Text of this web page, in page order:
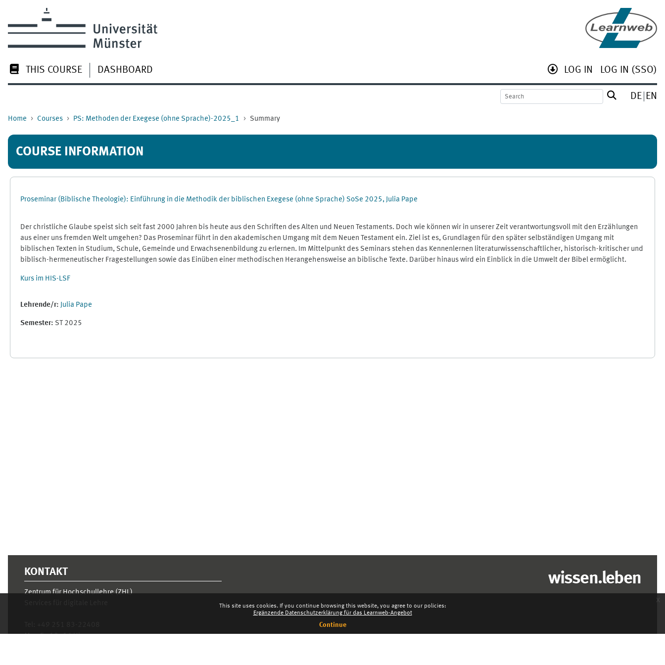
This site uses cookies. If you continue browsing this website, you agree to our policies:
Ergänzende Datenschutzerklärung für das Learnweb-Angebot
Continue
x
THIS COURSE DASHBOARD LOG IN LOG IN (SSO)
DE EN
Home Courses PS: Methoden der Exegese (ohne Sprache)-2025_1 Summary
COURSE INFORMATION
Proseminar (Biblische Theologie): Einführung in die Methodik der biblischen Exegese (ohne Sprache) SoSe 2025, Julia Pape
Der christliche Glaube speist sich seit fast 2000 Jahren bis heute aus den Schriften des Alten und Neuen Testaments. Doch wie können wir in unserer Zeit verantwortungsvoll mit den Erzählungen
aus einer uns fremden Welt umgehen? Das Proseminar führt in den akademischen Umgang mit dem Neuen Testament ein. Ziel ist es, Grundlagen für den später selbständigen Umgang mit
biblischen Texten in Studium, Schule, Gemeinde und Erwachsenenbildung zu erlernen. Im Mittelpunkt des Seminars stehen das Kennenlernen literaturwissenschaftlicher, historisch-kritischer und
biblisch-hermeneutischer Fragestellungen sowie das Einüben einer methodischen Herangehensweise an biblische Texte. Darüber hinaus wird ein Einblick in die Umwelt der Bibel ermöglicht.
Kurs im HIS-LSF
Lehrende/r: Julia Pape
Semester: ST 2025
KONTAKT
Zentrum für Hochschullehre (ZHL)
Mo.- Fr. 10–16 Uhr
wissen.leben